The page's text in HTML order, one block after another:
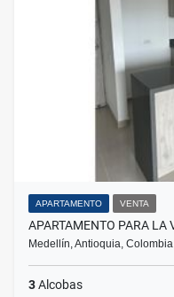
APARTAMENTO VENTA
APARTAMENTO PARA LA
Medellín, Antioquia, Colombia
3Alcobas